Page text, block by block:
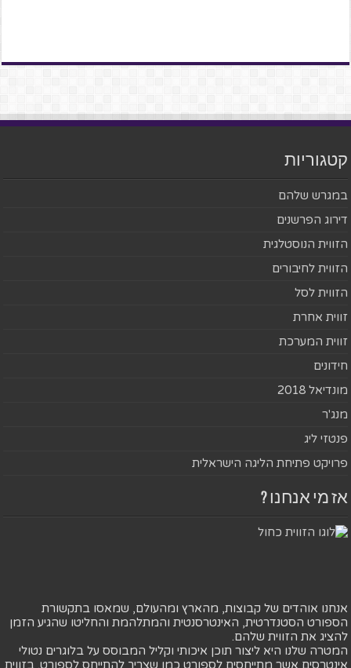
קטגוריות
במגרש שלהם
דירוג הפרשנים
הזווית הנוסטלגית
הזווית לחיבורים
הזווית לסל
זווית אחרת
זווית המערכת
חידונים
מונדיאל 2018
מנג'ר
פנטזי ליג
פרויקט פתיחת הליגה הישראלית
אז מי אנחנו ?
אנחנו אוהדים של קבוצות, מהארץ ומהעולם, שמאסו בתקשורת
הספורט הסטנדרטית, האינטרסנטית והמתלהמת והחליטו שהגיע הזמן
להציג את הזווית שלהם.
המטרה שלנו היא ליצור תוכן איכותי וקליל המבוסס על בלוגרים נטולי
אינטרסים אשר מתייחסים לספורט כמו שצריך להתייחס לספורט. בזווית